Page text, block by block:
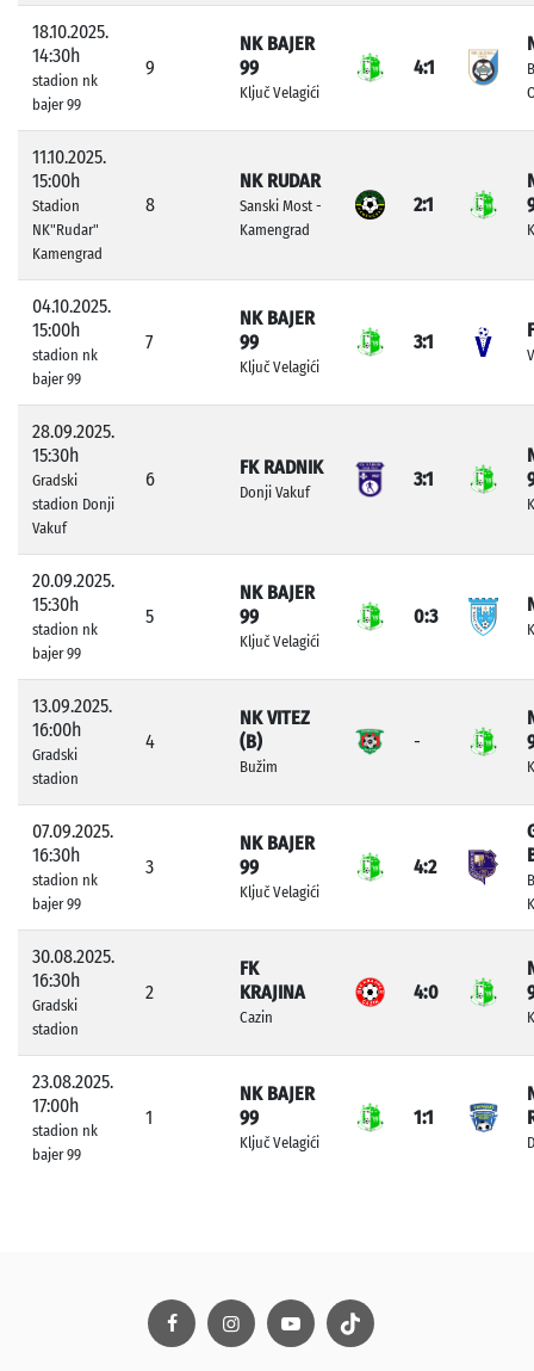
18.10.2025.
14:30h
stadion nk
bajer 99
9
NK BAJER
99
Ključ Velagići
4:1
11.10.2025.
15:00h
Stadion
NK"Rudar"
Kamengrad
8
NK RUDAR
Sanski Most -
Kamengrad
2:1
04.10.2025.
15:00h
stadion nk
bajer 99
7
NK BAJER
99
Ključ Velagići
3:1
28.09.2025.
15:30h
Gradski
stadion Donji
Vakuf
6
FK RADNIK
Donji Vakuf
3:1
20.09.2025.
15:30h
stadion nk
bajer 99
5
NK BAJER
99
Ključ Velagići
0:3
13.09.2025.
16:00h
Gradski
stadion
4
NK VITEZ
(B)
Bužim
-
07.09.2025.
16:30h
stadion nk
bajer 99
3
NK BAJER
99
Ključ Velagići
4:2
30.08.2025.
16:30h
Gradski
stadion
2
FK
KRAJINA
Cazin
4:0
23.08.2025.
17:00h
stadion nk
bajer 99
1
NK BAJER
99
Ključ Velagići
1:1